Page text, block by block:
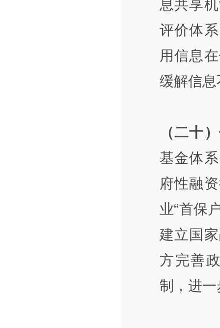
息共享
评价体
用信息
缓解信
（二十
基金体
府性融
业“首保
建立国
方完善
制，进